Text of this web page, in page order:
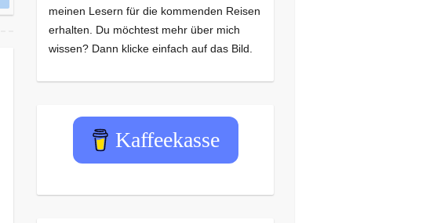
meinen Lesern für die kommenden Reisen
erhalten. Du möchtest mehr über mich
wissen? Dann klicke einfach auf das Bild.
Kaffeekasse